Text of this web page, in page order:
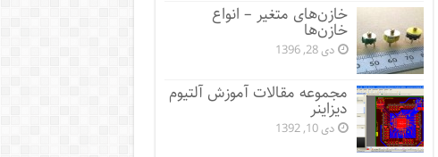
خازن‌های متغیر – انواع
خازن‌ها
دی 28, 1396
مجموعه مقالات آموزش آلتیوم
دیزاینر
دی 10, 1392